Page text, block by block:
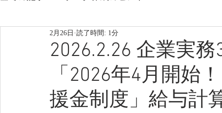
2026.2.26 企業実
「2026年4月開始
援金制度」給与計
2月26日 読了時間: 1分